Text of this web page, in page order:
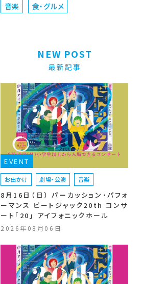
音楽
食・グルメ
NEW POST
最新記事
EVENT
お出かけ 劇場・公演 音楽
8月16日（日） パーカッション・パフォ
ーマンス ビートジャック20th コンサ
ート「20」 アイフォニックホール
2026年08月06日